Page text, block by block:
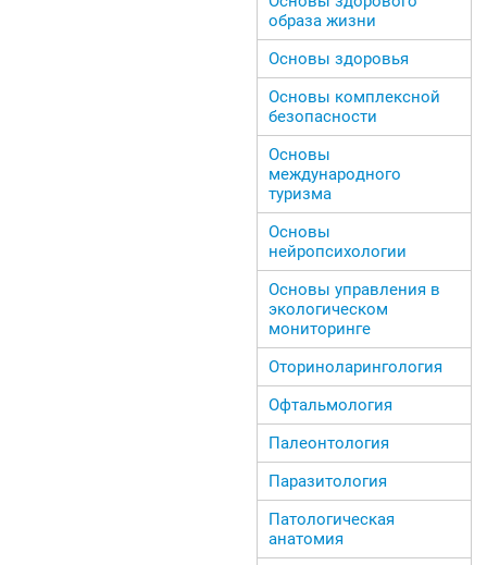
образа жизни
Основы здоровья
Основы комплексной
безопасности
Основы
международного
туризма
Основы
нейропсихологии
Основы управления в
экологическом
мониторинге
Оториноларингология
Офтальмология
Палеонтология
Паразитология
Патологическая
анатомия